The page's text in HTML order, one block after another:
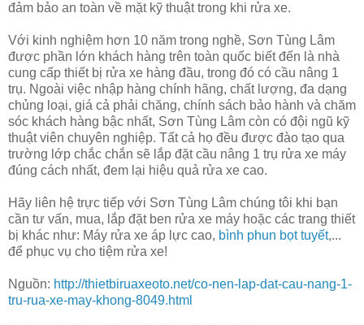
đảm bảo an toàn về mặt kỹ thuật trong khi rửa xe.
Với kinh nghiệm hơn 10 năm trong nghề, Sơn Tùng Lâm
được phần lớn khách hàng trên toàn quốc biết đến là nhà
cung cấp thiết bị rửa xe hàng đầu, trong đó có cầu nâng 1
trụ. Ngoài việc nhập hàng chính hãng, chất lượng, đa dạng
chủng loại, giá cả phải chăng, chính sách bảo hành và chăm
sóc khách hàng bậc nhất, Sơn Tùng Lâm còn có đội ngũ kỹ
thuật viên chuyên nghiệp. Tất cả họ đều được đào tạo qua
trường lớp chắc chắn sẽ lắp đặt cầu nâng 1 trụ rửa xe máy
đúng cách nhất, đem lại hiệu quả rửa xe cao.
Hãy liên hệ trực tiếp với Sơn Tùng Lâm chúng tôi khi bạn
cần tư vấn, mua, lắp đặt ben rửa xe máy hoặc các trang thiết
bị khác như: Máy rửa xe áp lực cao, bình phun bọt tuyết,...
để phục vụ cho tiệm rửa xe!
Nguồn: http://thietbiruaxeoto.net/co-nen-lap-dat-cau-nang-1-
tru-rua-xe-may-khong-8049.html